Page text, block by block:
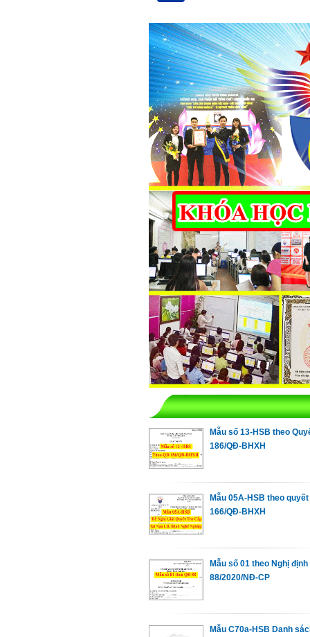
Mẫu số 13-HSB theo
186/QĐ-BHXH
Mẫu 05A-HSB theo
166/QĐ-BHXH
Mẫu số 01 theo Nghị định
88/2020/NĐ-CP
Mẫu C70a-HSB Danh